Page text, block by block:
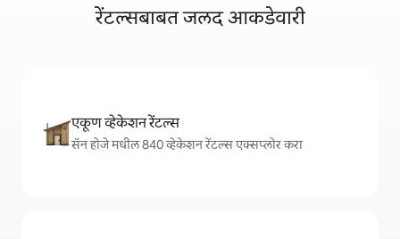
रेंटल्सबाबत जलद आकडेवारी
एकूण व्हेकेशन रेंटल्स
सॅन होजे मधील 840 व्हेकेशन रेंटल्स एक्सप्लोर करा